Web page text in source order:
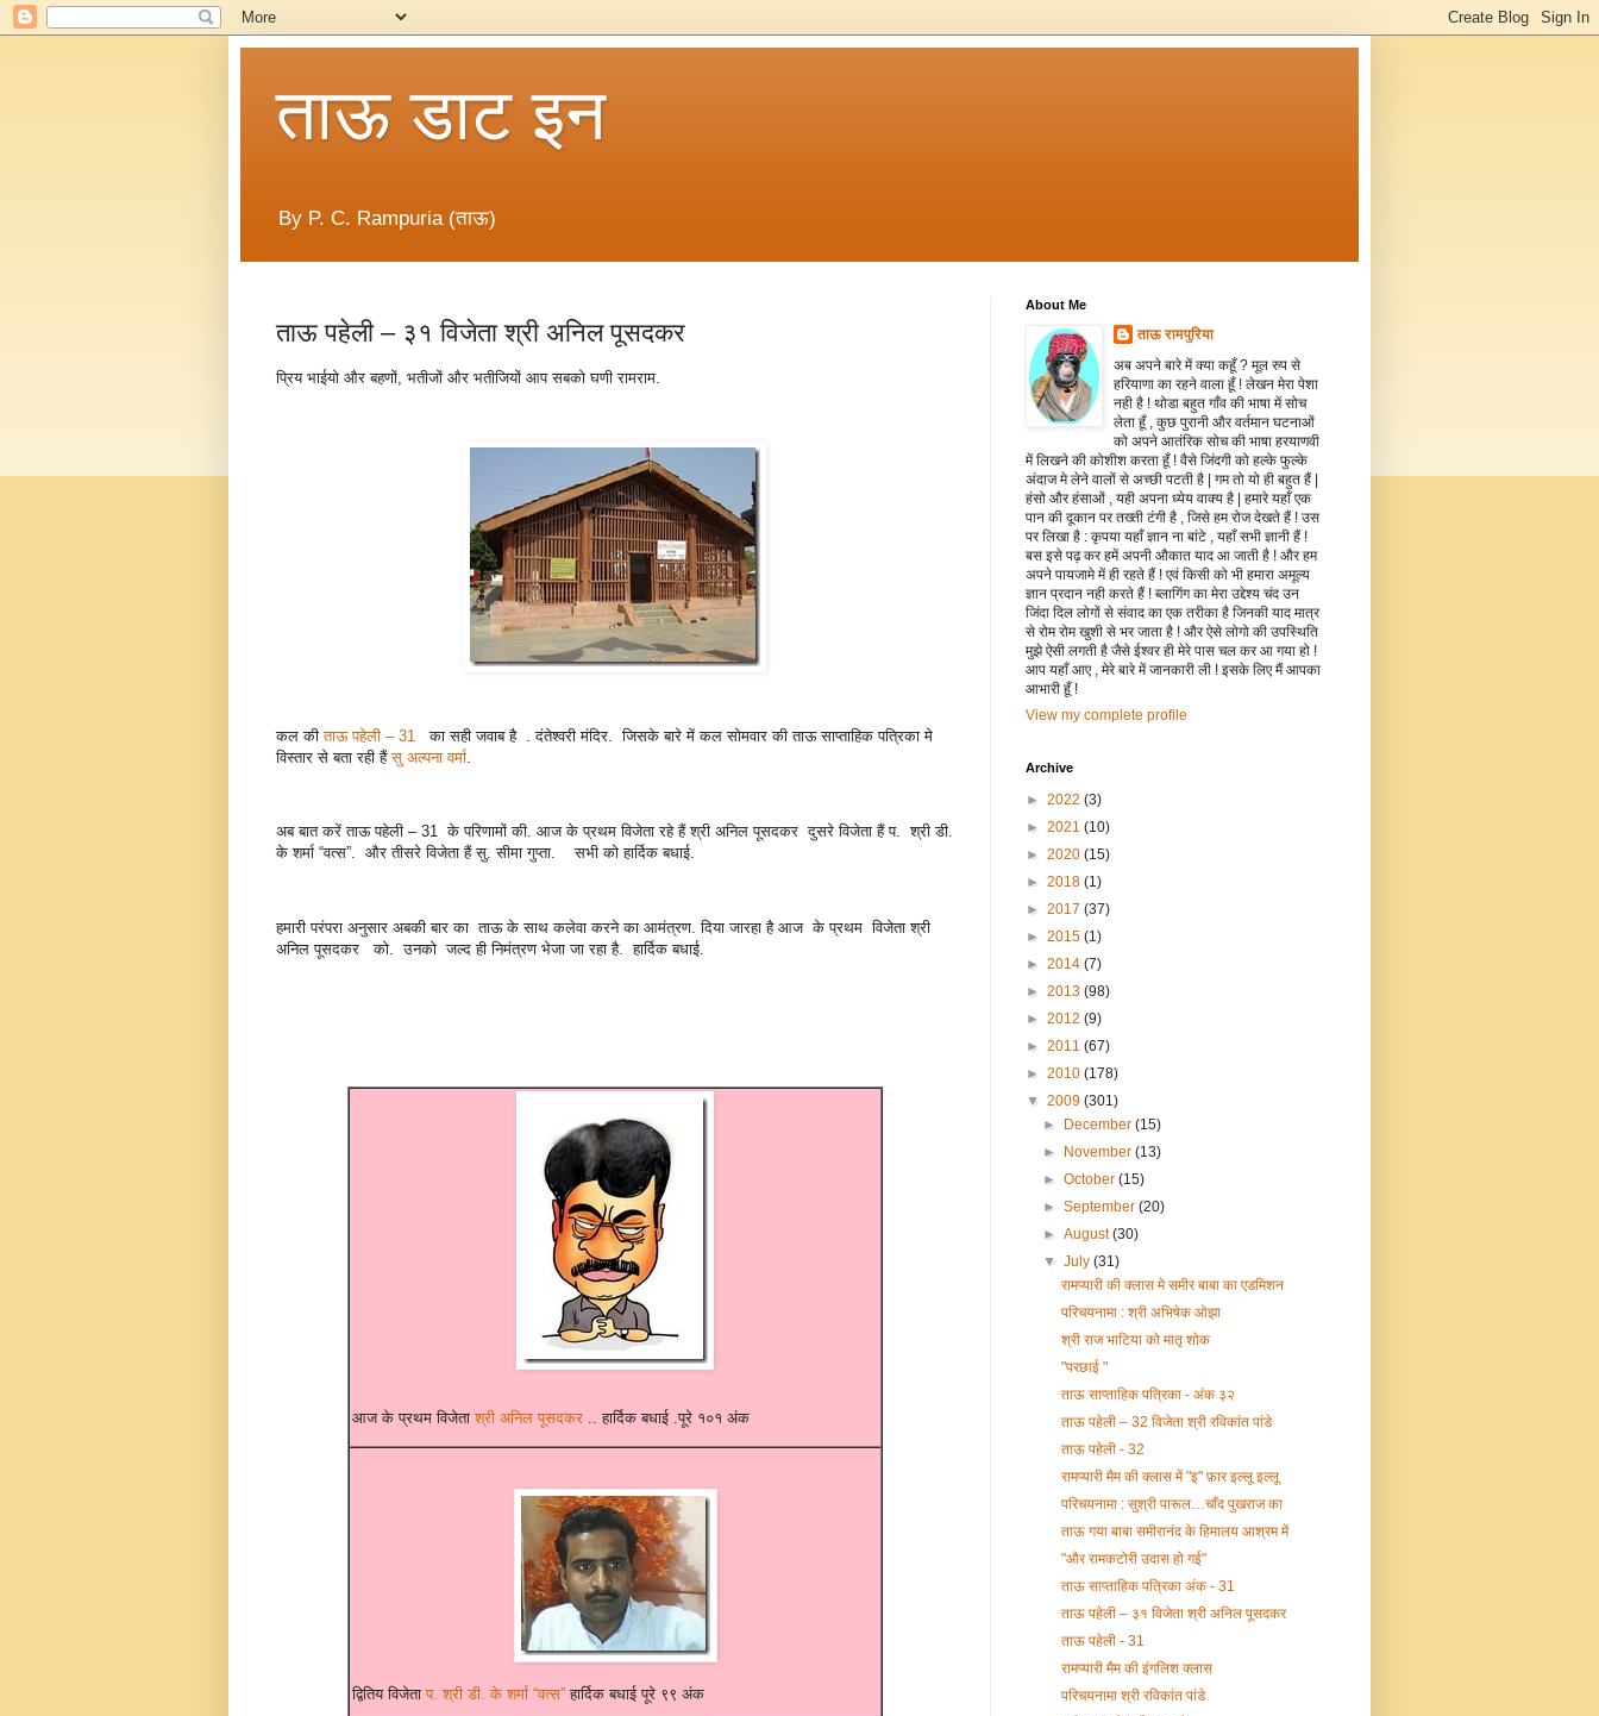
ताऊ डाट इन
By P. C. Rampuria (ताऊ)
ताऊ पहेली – ३१ विजेता श्री अनिल पूसदकर
प्रिय भाईयो और बहणों, भतीजों और भतीजियों आप सबको घणी रामराम.
कल कीताऊ पहेली – 31
का सही जवाब है . दंतेश्वरी मंदिर. जिसके बारे में कल सोमवार की ताऊ साप्ताहिक पत्रिका मे
विस्तार से बता रही हैंसु अल्पना वर्मा
अब बात करें ताऊ पहेली – 31 के परिणामों की. आज के प्रथम विजेता रहे हैं श्री अनिल पूसदकर दुसरे विजेता हैं प. श्री डी.
के शर्मा “वत्स”. और तीसरे विजेता हैं सु. सीमा गुप्ता. सभी को हार्दिक बधाई.
हमारी परंपरा अनुसार अबकी बार का ताऊ के साथ कलेवा करने का आमंत्रण. दिया जारहा है आज के प्रथम विजेता श्री
अनिल पूसदकर को. उनको जल्द ही निमंत्रण भेजा जा रहा है. हार्दिक बधाई.
आज के प्रथम विजेता श्री अनिल पूसदकर .. हार्दिक बधाई .पूरे १०१ अंक
द्वितिय विजेता प. श्री डी. के शर्मा “वत्स” हार्दिक बधाई पूरे ९९ अंक
About Me
ताऊ रामपुरिया
अब अपने बारे में क्या कहूँ ? मूल रुप से
हरियाणा का रहने वाला हूँ ! लेखन मेरा पेशा
नही है ! थोडा बहुत गाँव की भाषा में सोच
लेता हूँ , कुछ पुरानी और वर्तमान घटनाओं
को अपने आतंरिक सोच की भाषा हरयाणवी
में लिखने की कोशीश करता हूँ ! वैसे जिंदगी को हल्के फुल्के
अंदाज मे लेने वालों से अच्छी पटती है | गम तो यो ही बहुत हैं |
हंसो और हंसाओं , यही अपना ध्येय वाक्य है | हमारे यहाँ एक
पान की दूकान पर तख्ती टंगी है , जिसे हम रोज देखते हैं ! उस
पर लिखा है : कृपया यहाँ ज्ञान ना बांटे , यहाँ सभी ज्ञानी हैं !
बस इसे पढ़ कर हमें अपनी औकात याद आ जाती है ! और हम
अपने पायजामे में ही रहते हैं ! एवं किसी को भी हमारा अमूल्य
ज्ञान प्रदान नही करते हैं ! ब्लागिंग का मेरा उद्देश्य चंद उन
जिंदा दिल लोगों से संवाद का एक तरीका है जिनकी याद मात्र
से रोम रोम खुशी से भर जाता है ! और ऐसे लोगो की उपस्थिति
मुझे ऐसी लगती है जैसे ईश्वर ही मेरे पास चल कर आ गया हो !
आप यहाँ आए , मेरे बारे में जानकारी ली ! इसके लिए मैं आपका
आभारी हूँ !
View my complete profile
Archive
► 2022 (3)
► 2021 (10)
► 2020 (15)
► 2018 (1)
► 2017 (37)
► 2015 (1)
► 2014 (7)
► 2013 (98)
► 2012 (9)
► 2011 (67)
► 2010 (178)
▼ 2009 (301)
►
December(15)
►
November(13)
►October(15)
►September(20)
►August(30)
▼July(31)
रामप्यारी की क्लास मे समीर बाबा का एडमिशन
परिचयनामा : श्री अभिषेक ओझा
श्री राज भाटिया को मातृ शोक
"परछाई "
ताऊ साप्ताहिक पत्रिका - अंक ३२
ताऊ पहेली – 32 विजेता श्री रविकांत पांडे
ताऊ पहेली - 32
रामप्यारी मैम की क्लास में "इ" फ़ार इल्लू इल्लू
परिचयनामा : सुश्री पारूल…चाँद पुखराज का
ताऊ गया बाबा समीरानंद के हिमालय आश्रम में
"और रामकटोरी उदास हो गई"
ताऊ साप्ताहिक पत्रिका अंक - 31
ताऊ पहेली – ३१ विजेता श्री अनिल पूसदकर
ताऊ पहेली - 31
रामप्यारी मैम की इंगलिश क्लास
परिचयनामा श्री रविकांत पांडे